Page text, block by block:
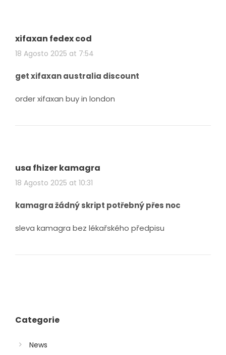
xifaxan fedex cod
18 Agosto 2025 at 7:54
get xifaxan australia discount
order xifaxan buy in london
usa fhizer kamagra
18 Agosto 2025 at 10:31
kamagra žádný skript potřebný přes noc
sleva kamagra bez lékařského předpisu
Categorie
News